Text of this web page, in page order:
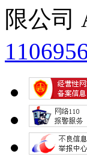
限公司